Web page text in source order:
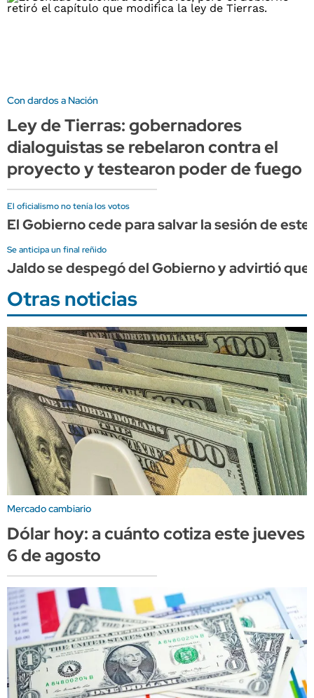
Con dardos a Nación
Ley de Tierras: gobernadores
dialoguistas se rebelaron contra el
proyecto y testearon poder de fuego
El oficialismo no tenía los votos
El Gobierno cede para salvar la sesión de
Se anticipa un final reñido
Jaldo se despegó del Gobierno y advirtió
Otras noticias
Mercado cambiario
Dólar hoy: a cuánto cotiza este jueves
6 de agosto